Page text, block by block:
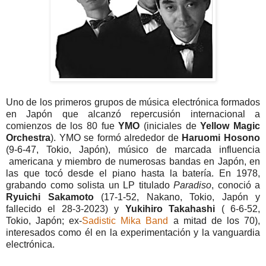
Uno de los primeros grupos de música electrónica formados
en Japón que alcanzó repercusión internacional a
comienzos de los 80 fueYMO (iniciales deYellow Magic
Orchestra). YMO se formó alrededor de Haruomi Hosono
(9-6-47, Tokio, Japón), músico de marcada influencia
americana y miembro de numerosas bandas en Japón, en
las que tocó desde el piano hasta la batería. En 1978,
grabando como solista un LP titulado Paradiso, conoció a
Ryuichi Sakamoto(17-1-52, Nakano, Tokio, Japón y
fallecido el 28-3-2023) y Yukihiro Takahashi ( 6-6-52,
Tokio, Japón; ex-Sadistic Mika Band
a mitad de los 70),
interesados como él en la experimentación y la vanguardia
electrónica.